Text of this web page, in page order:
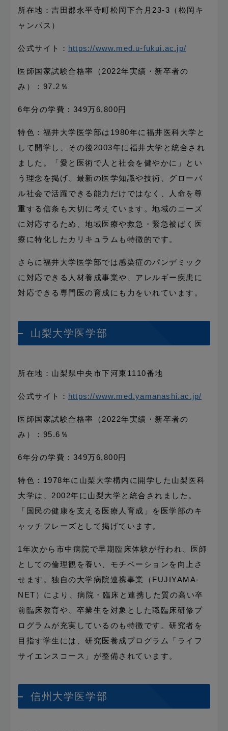
所在地：吉田郡永平寺町松岡下合月23-3（松岡キ
ャンパス）
公式サイト： https://www.med.u-fukui.ac.jp/
医師国家試験合格率（2022年実績・新卒者の
み）：97.2％
6年分の学費：349万6,800円
特色：福井大学医学部は1980年に福井医科大学と
して開学し、その後2003年に福井大学と統合され
ました。「愛と医術で人と社会を健やかに」とい
う理念を掲げ、最新の医学知識や技術、グローバ
ル社会で活躍できる能力だけではなく、人命を尊
重する信条も大切に考えています。地域のニーズ
に対応するため、地域医療や救急・緊急被ばく医
療に特化したカリキュラムも特徴的です。
さらに福井大学医学部では感染症のパンデミック
に対応できる人材養成事業や、アレルギー疾患に
対応できる専門医の育成にも力をいれています。
山梨大学医学部
所在地：山梨県中央市下河東1110番地
公式サイト： https://www.med.yamanashi.ac.jp/
医師国家試験合格率（2022年実績・新卒者の
み）：95.6％
6年分の学費：349万6,800円
特色：1978年に山梨大学構内に開学した山梨医科
大学は、2002年に山梨大学と統合されました。
「国民の健康を支える医療人育成」を医学部のキ
ャッチフレーズとして掲げています。
1年次から市中病院で早期臨床体験が行われ、医師
としての倫理観を養い、モチベーションを向上さ
せます。独自の大学病院連携事業（FUJIYAMA-
NET）により、病院・臨床と連携した質の高い卒
前臨床教育や、卒業生を対象とした職臨床研修プ
ログラムが充実しているのも特徴です。研究者を
目指す学生には、研究医養成プログラム「ライフ
サイエンスコース」が整備されています。
信州大学医学部